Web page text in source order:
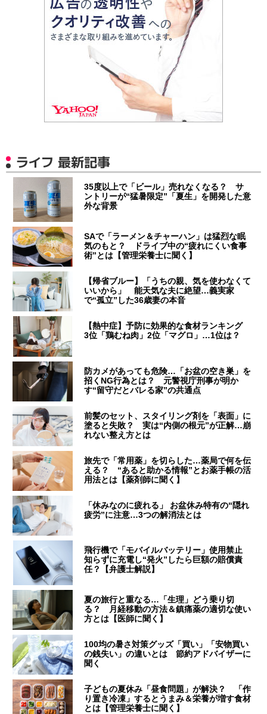
ライフ 最新記事
35度以上で「ビール」売れなくなる？ サ
ントリーが“猛暑限定”「夏生」を開発した意
外な背景
SAで「ラーメン＆チャーハン」は猛烈な眠
気のもと？ ドライブ中の“疲れにくい食事
術”とは【管理栄養士に聞く】
【帰省ブルー】「うちの親、気を使わなくて
いいから」 能天気な夫に絶望…義実家
で“孤立”した36歳妻の本音
【熱中症】予防に効果的な食材ランキング
3位「鶏むね肉」2位「マグロ」…1位は？
防カメがあっても危険…「お盆の空き巣」を
招くNG行為とは？ 元警視庁刑事が明か
す“留守だとバレる家”の共通点
前髪のセット、スタイリング剤を「表面」に
塗ると失敗？ 実は“内側の根元”が正解…崩
れない整え方とは
旅先で「常用薬」を切らした…薬局で何を伝
える？ “あると助かる情報”とお薬手帳の活
用法とは【薬剤師に聞く】
「休みなのに疲れる」 お盆休み特有の“隠れ
疲労”に注意…3つの解消法とは
飛行機で「モバイルバッテリー」使用禁止
知らずに充電し“発火”したら巨額の賠償責
任？【弁護士解説】
夏の旅行と重なる…「生理」どう乗り切
る？ 月経移動の方法＆鎮痛薬の適切な使い
方とは【医師に聞く】
100均の暑さ対策グッズ「買い」「安物買い
の銭失い」の違いとは 節約アドバイザーに
聞く
子どもの夏休み「昼食問題」が解決？ 「作
り置き冷凍」するとうまみ＆栄養が増す食材
とは【管理栄養士に聞く】